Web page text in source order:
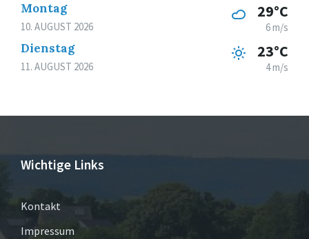
Montag
10. AUGUST 2026
29°C
6 m/s
Dienstag
11. AUGUST 2026
23°C
4 m/s
Wichtige Links
Kontakt
Impressum